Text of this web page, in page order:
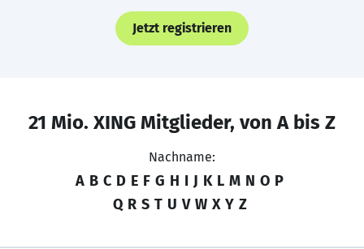
Jetzt registrieren
21 Mio. XING Mitglieder, von A bis Z
Nachname:
A B C D E F G H I J K L M N O P
Q R S T U V W X Y Z